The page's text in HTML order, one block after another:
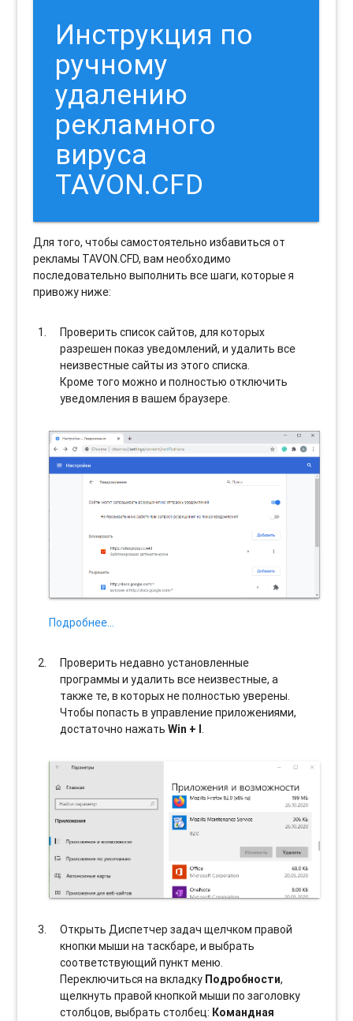
Инструкция по
ручному
удалению
рекламного
вируса
TAVON.CFD
Для того, чтобы самостоятельно избавиться от
рекламы TAVON.CFD, вам необходимо
последовательно выполнить все шаги, которые я
привожу ниже:
Проверить список сайтов, для которых
разрешен показ уведомлений, и удалить все
неизвестные сайты из этого списка.
Кроме того можно и полностью отключить
уведомления в вашем браузере.
Подробнее…
Проверить недавно установленные
программы и удалить все неизвестные, а
также те, в которых не полностью уверены.
Чтобы попасть в управление приложениями,
достаточно нажатьWin + I.
Открыть Диспетчер задач щелчком правой
кнопки мыши на таскбаре, и выбрать
соотвeтствующий пункт меню.
Переключиться на вкладку Подробности,
щелкнуть правой кнопкой мыши по заголовку
столбцов, выбрать столбец: Командная